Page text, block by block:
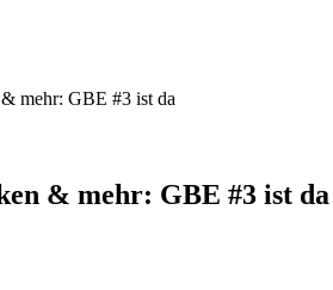
mehr: GBE #3 ist da
& mehr: GBE #3 ist da